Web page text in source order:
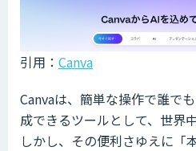
引用： Canva
Canvaは、簡単な操作で誰で
成できるツールとして、世界
しかし、その便利さゆえに「